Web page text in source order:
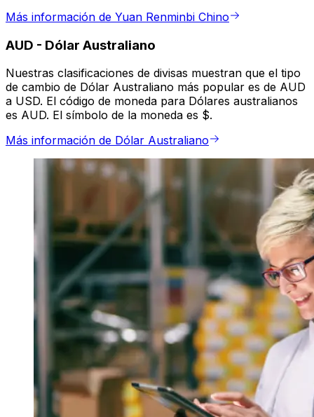
Más información de Yuan Renminbi Chino
AUD - Dólar Australiano
Nuestras clasificaciones de divisas muestran que el tipo
de cambio de Dólar Australiano más popular es de AUD
a USD. El código de moneda para Dólares australianos
es AUD. El símbolo de la moneda es $.
Más información de Dólar Australiano